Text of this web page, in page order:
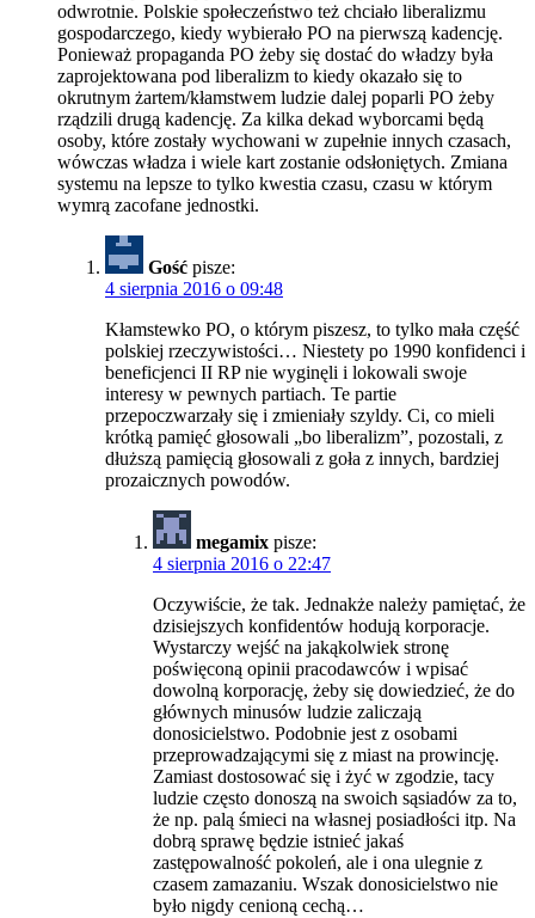
odwrotnie. Polskie społeczeństwo też chciało liberalizmu
gospodarczego, kiedy wybierało PO na pierwszą kadencję.
Ponieważ propaganda PO żeby się dostać do władzy była
zaprojektowana pod liberalizm to kiedy okazało się to
okrutnym żartem/kłamstwem ludzie dalej poparli PO żeby
rządzili drugą kadencję. Za kilka dekad wyborcami będą
osoby, które zostały wychowani w zupełnie innych czasach,
wówczas władza i wiele kart zostanie odsłoniętych. Zmiana
systemu na lepsze to tylko kwestia czasu, czasu w którym
wymrą zacofane jednostki.
Gość pisze:
4 sierpnia 2016 o 09:48
Kłamstewko PO, o którym piszesz, to tylko mała część
polskiej rzeczywistości… Niestety po 1990 konfidenci i
beneficjenci II RP nie wyginęli i lokowali swoje
interesy w pewnych partiach. Te partie
przepoczwarzały się i zmieniały szyldy. Ci, co mieli
krótką pamięć głosowali „bo liberalizm”, pozostali, z
dłuższą pamięcią głosowali z goła z innych, bardziej
prozaicznych powodów.
megamix pisze:
4 sierpnia 2016 o 22:47
Oczywiście, że tak. Jednakże należy pamiętać, że
dzisiejszych konfidentów hodują korporacje.
Wystarczy wejść na jakąkolwiek stronę
poświęconą opinii pracodawców i wpisać
dowolną korporację, żeby się dowiedzieć, że do
głównych minusów ludzie zaliczają
donosicielstwo. Podobnie jest z osobami
przeprowadzającymi się z miast na prowincję.
Zamiast dostosować się i żyć w zgodzie, tacy
ludzie często donoszą na swoich sąsiadów za to,
że np. palą śmieci na własnej posiadłości itp. Na
dobrą sprawę będzie istnieć jakaś
zastępowalność pokoleń, ale i ona ulegnie z
czasem zamazaniu. Wszak donosicielstwo nie
było nigdy cenioną cechą…